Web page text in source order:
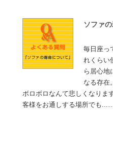
ソファ
毎日座っ
れくらい
ら居心地
なる存在
ボロボロなんて悲しくなりま
客様をお通しする場所でも